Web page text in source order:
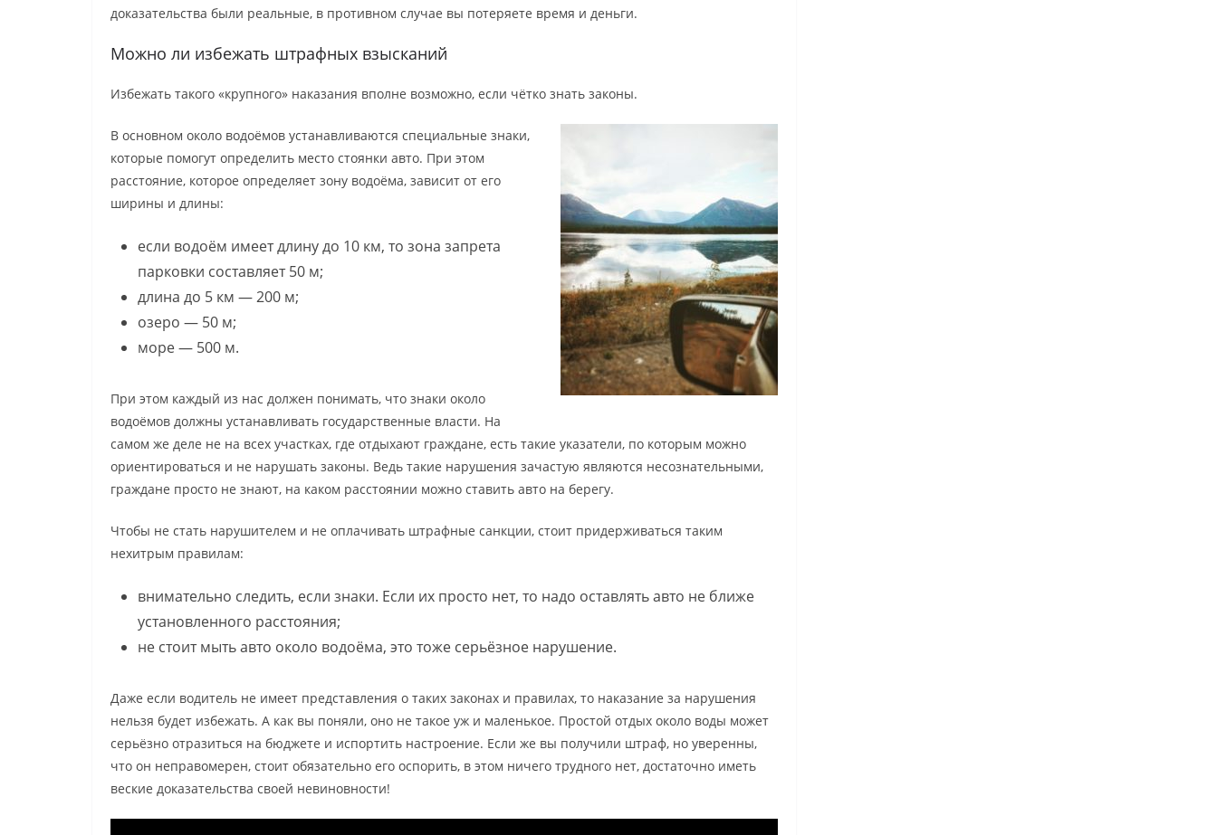
доказательства были реальные, в противном случае вы потеряете время и деньги.
Можно ли избежать штрафных взысканий
Избежать такого «крупного» наказания вполне возможно, если чётко знать законы.
В основном около водоёмов устанавливаются специальные знаки,
которые помогут определить место стоянки авто. При этом
расстояние, которое определяет зону водоёма, зависит от его
ширины и длины:
если водоём имеет длину до 10 км, то зона запрета
парковки составляет 50 м;
длина до 5 км — 200 м;
озеро — 50 м;
море — 500 м.
При этом каждый из нас должен понимать, что знаки около
водоёмов должны устанавливать государственные власти. На
самом же деле не на всех участках, где отдыхают граждане, есть такие указатели, по которым можно
ориентироваться и не нарушать законы. Ведь такие нарушения зачастую являются несознательными,
граждане просто не знают, на каком расстоянии можно ставить авто на берегу.
Чтобы не стать нарушителем и не оплачивать штрафные санкции, стоит придерживаться таким
нехитрым правилам:
внимательно следить, если знаки. Если их просто нет, то надо оставлять авто не ближе
установленного расстояния;
не стоит мыть авто около водоёма, это тоже серьёзное нарушение.
Даже если водитель не имеет представления о таких законах и правилах, то наказание за нарушения
нельзя будет избежать. А как вы поняли, оно не такое уж и маленькое. Простой отдых около воды может
серьёзно отразиться на бюджете и испортить настроение. Если же вы получили штраф, но уверенны,
что он неправомерен, стоит обязательно его оспорить, в этом ничего трудного нет, достаточно иметь
веские доказательства своей невиновности!